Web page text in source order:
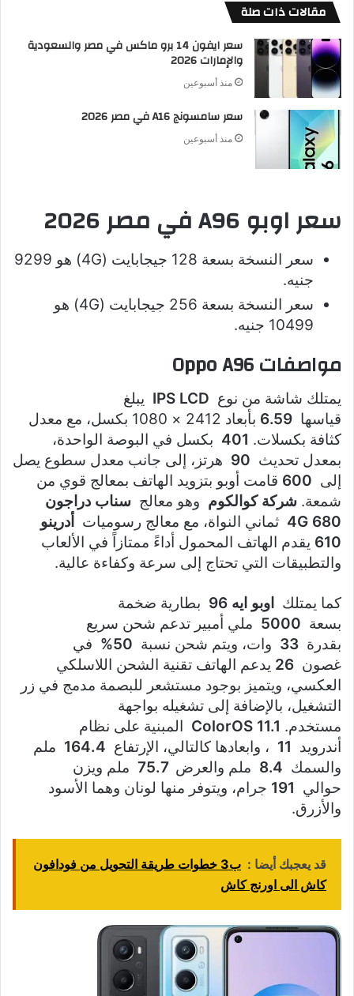
مقالات ذات صلة
سعر ايفون 14 برو ماكس في مصر والسعودية
والإمارات 2026
منذ أسبوعين
سعر سامسونج A16 في مصر 2026
منذ أسبوعين
سعر اوبو A96 في مصر 2026
سعر النسخة بسعة 128 جيجابايت (4G) هو 9299
جنيه.
سعر النسخة بسعة 256 جيجابايت (4G) هو
10499 جنيه.
مواصفات Oppo A96
يمتلك شاشة من نوع
يبلغ
قياسها
بأبعاد 2412 × 1080 بكسل، مع معدل
كثافة بكسلات.
بكسل في البوصة الواحدة،
بمعدل تحديث
هرتز، إلى جانب معدل سطوع يصل
إلى
قامت أوبو بتزويد الهاتف بمعالج قوي من
شمعة. شركة كوالكوم وهو معالج سناب دراجون
680 4G
ثماني النواة، مع معالج رسوميات
أدرينو
610 يقدم الهاتف المحمول أداءً ممتازاً في الألعاب
والتطبيقات التي تحتاج إلى سرعة وكفاءة عالية.
كما يمتلك اوبو ايه 96
بطارية ضخمة
بسعة
ملي أمبير تدعم شحن سريع
بقدرة
وات، ويتم شحن نسبة
في
غصون
يدعم الهاتف تقنية الشحن اللاسلكي
العكسي، ويتميز بوجود مستشعر للبصمة مدمج في زر
التشغيل، بالإضافة إلى تشغيله بواجهة
مستخدم.
المبنية على نظام
أندرويد
، وابعادها كالتالي، الإرتفاع
ملم
والسمك
ملم والعرض 75.7
ملم ويزن
حوالي
جرام، ويتوفر منها لونان وهما الأسود
والأزرق.
قد يعجبك أيضا :
ب3 خطوات طريقة التحويل من فودافون
كاش الى اورنج كاش